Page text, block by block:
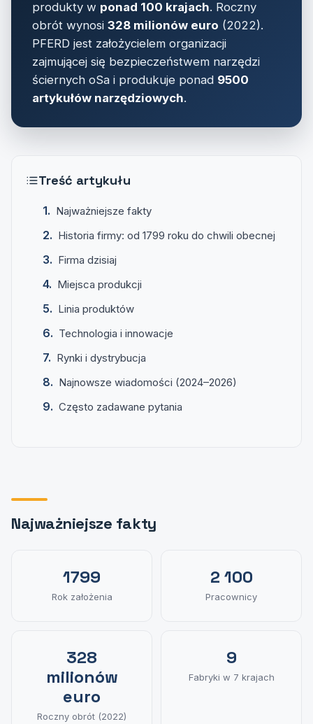
produkty w ponad 100 krajach. Roczny
obrót wynosi328 milionów euro (2022).
PFERD jest założycielem organizacji
zajmującej się bezpieczeństwem narzędzi
ściernych oSa i produkuje ponad 9500
artykułów narzędziowych.
Treść artykułu
Najważniejsze fakty
Historia firmy: od 1799 roku do chwili obecnej
Firma dzisiaj
Miejsca produkcji
Linia produktów
Technologia i innowacje
Rynki i dystrybucja
Najnowsze wiadomości (2024–2026)
Często zadawane pytania
Najważniejsze fakty
1799
Rok założenia
2 100
Pracownicy
328
milionów
euro
Roczny obrót (2022)
9
Fabryki w 7 krajach